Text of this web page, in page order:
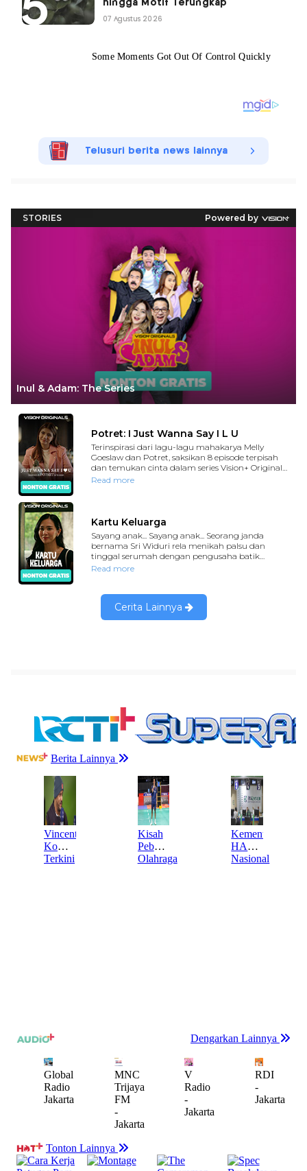
hingga Motif Terungkap
07 Agustus 2026
Telusuri berita news lainnya